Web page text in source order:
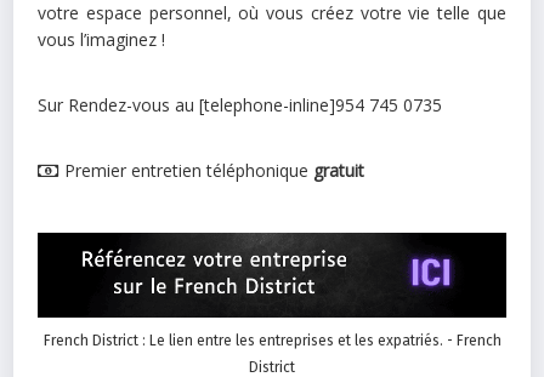
votre espace personnel, où vous créez votre vie telle que
vous l’imaginez !
Sur Rendez-vous au [telephone-inline]954 745 0735
Premier entretien téléphonique gratuit
French District : Le lien entre les entreprises et les expatriés. - French
District